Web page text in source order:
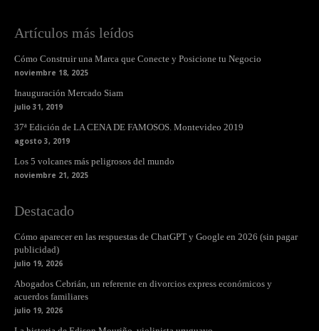
Artículos más leídos
Cómo Construir una Marca que Conecte y Posicione tu Negocio
noviembre 18, 2025
Inauguración Mercado Siam
julio 31, 2019
37ª Edición de LA CENA DE FAMOSOS. Montevideo 2019
agosto 3, 2019
Los 5 volcanes más peligrosos del mundo
noviembre 21, 2025
Destacado
Cómo aparecer en las respuestas de ChatGPT y Google en 2026 (sin pagar
publicidad)
julio 19, 2026
Abogados Cebrián, un referente en divorcios express económicos y
acuerdos familiares
julio 19, 2026